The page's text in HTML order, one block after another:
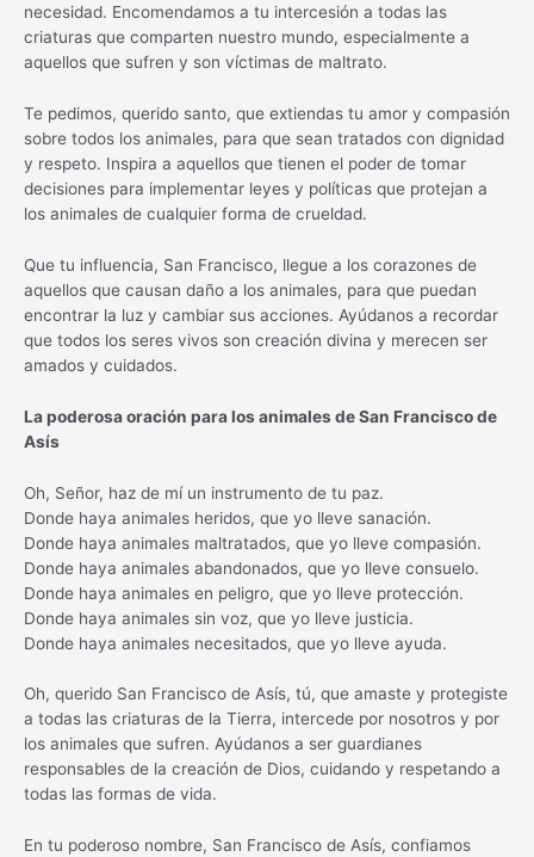
necesidad. Encomendamos a tu intercesión a todas las
criaturas que comparten nuestro mundo, especialmente a
aquellos que sufren y son víctimas de maltrato.
Te pedimos, querido santo, que extiendas tu amor y compasión
sobre todos los animales, para que sean tratados con dignidad
y respeto. Inspira a aquellos que tienen el poder de tomar
decisiones para implementar leyes y políticas que protejan a
los animales de cualquier forma de crueldad.
Que tu influencia, San Francisco, llegue a los corazones de
aquellos que causan daño a los animales, para que puedan
encontrar la luz y cambiar sus acciones. Ayúdanos a recordar
que todos los seres vivos son creación divina y merecen ser
amados y cuidados.
La poderosa oración para los animales de San Francisco de
Asís
Oh, Señor, haz de mí un instrumento de tu paz.
Donde haya animales heridos, que yo lleve sanación.
Donde haya animales maltratados, que yo lleve compasión.
Donde haya animales abandonados, que yo lleve consuelo.
Donde haya animales en peligro, que yo lleve protección.
Donde haya animales sin voz, que yo lleve justicia.
Donde haya animales necesitados, que yo lleve ayuda.
Oh, querido San Francisco de Asís, tú, que amaste y protegiste
a todas las criaturas de la Tierra, intercede por nosotros y por
los animales que sufren. Ayúdanos a ser guardianes
responsables de la creación de Dios, cuidando y respetando a
todas las formas de vida.
En tu poderoso nombre, San Francisco de Asís, confiamos